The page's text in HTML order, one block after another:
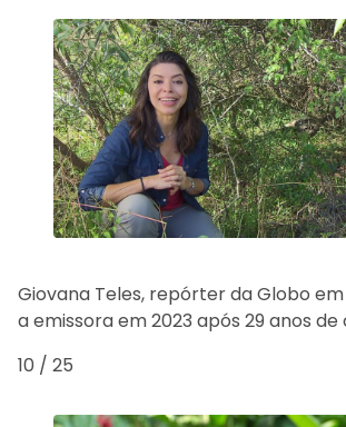
Giovana Teles, repórter da Globo em
a emissora em 2023 após 29 anos
10 / 25